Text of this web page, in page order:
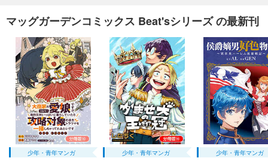
マッグガーデンコミックス Beat'sシリーズ の最新刊
少年・青年マンガ 少年・青年マンガ 少年・青年マンガ